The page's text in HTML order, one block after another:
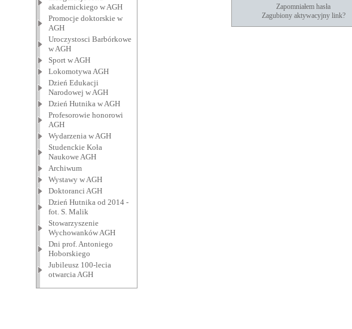
akademickiego w AGH
Promocje doktorskie w
AGH
Uroczystosci Barbórkowe
w AGH
Sport w AGH
Lokomotywa AGH
Dzień Edukacji
Narodowej w AGH
Dzień Hutnika w AGH
Profesorowie honorowi
AGH
Wydarzenia w AGH
Studenckie Koła
Naukowe AGH
Archiwum
Wystawy w AGH
Doktoranci AGH
Dzień Hutnika od 2014 -
fot. S. Malik
Stowarzyszenie
Wychowanków AGH
Dni prof. Antoniego
Hoborskiego
Jubileusz 100-lecia
otwarcia AGH
Zapomniałem hasła
Zagubiony aktywacyjny link?